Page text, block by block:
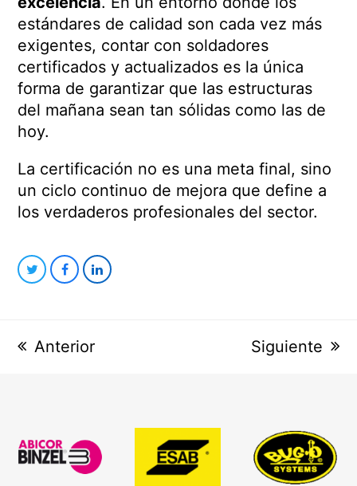
estándares de calidad son cada vez más
exigentes, contar con soldadores
certificados y actualizados es la única
forma de garantizar que las estructuras
del mañana sean tan sólidas como las de
hoy.
La certificación no es una meta final, sino
un ciclo continuo de mejora que define a
los verdaderos profesionales del sector.
Compartir
CompartirCompartir
previous
Anterior
next
Siguiente